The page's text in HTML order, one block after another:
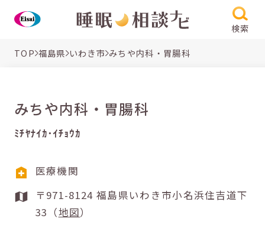
検索
TOP 福島県 いわき市 みちや内科・胃腸科
みちや内科・胃腸科
ﾐﾁﾔﾅｲｶ･ｲﾁｮｳｶ
医療機関
〒971-8124 福島県いわき市小名浜住吉道下
33（地図）